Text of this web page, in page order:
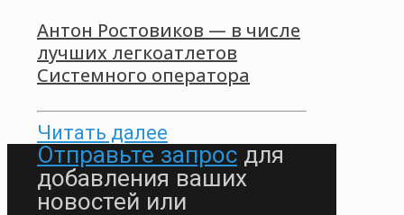
Антон Ростовиков — в числе
лучших легкоатлетов
Системного оператора
Читать далее
Отправьте запрос для
добавления ваших
новостей или